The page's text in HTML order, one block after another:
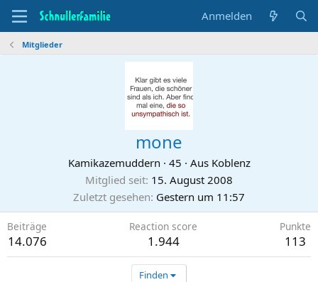
Anmelden
Mitglieder
mone
Kamikazemuddern · 45 · Aus Koblenz
Mitglied seit 15. August 2008
Zuletzt gesehen Gestern um 11:57
Beiträge
14.076
Reaction score
1.944
Punkte
113
Finden